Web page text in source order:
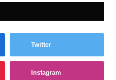
Twitter
Instagram